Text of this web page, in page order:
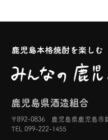
鹿児島県酒造組合
〒892-0836 鹿児島県鹿児島市
TEL 099-222-1455